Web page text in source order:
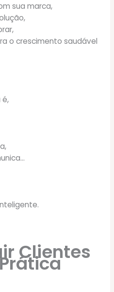
sua marca,
o crescimento saudável
é,
Clientes